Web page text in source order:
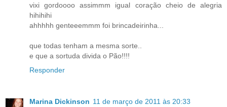
vixi gordoooo assimmm igual coração cheio de alegria
hihihihi
ahhhhh genteeemmm foi brincadeirinha...
que todas tenham a mesma sorte..
e que a sortuda divida o Pão!!!!
Responder
Marina Dickinson 11 de março de 2011 às 20:33